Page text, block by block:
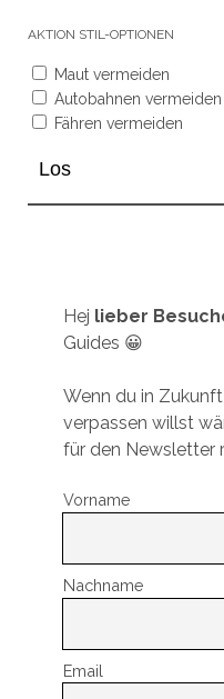
AKTION STIL-OPTIONEN
Maut vermeiden
Autobahnen vermeiden
Fähren vermeiden
Hej lieber
Guides 😀
Wenn du in
verpassen willst
für den Newsletter
Vorname
Nachname
Email